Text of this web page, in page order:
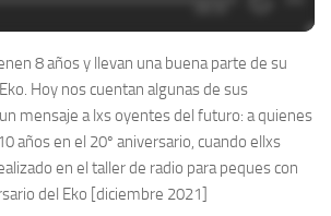
8 años y llevan una buena parte de su
Hoy nos cuentan algunas de sus
mensaje a lxs oyentes del futuro: a quienes
años en el 20º aniversario, cuando ellxs
en el taller de radio para peques con
del Eko [diciembre 2021]